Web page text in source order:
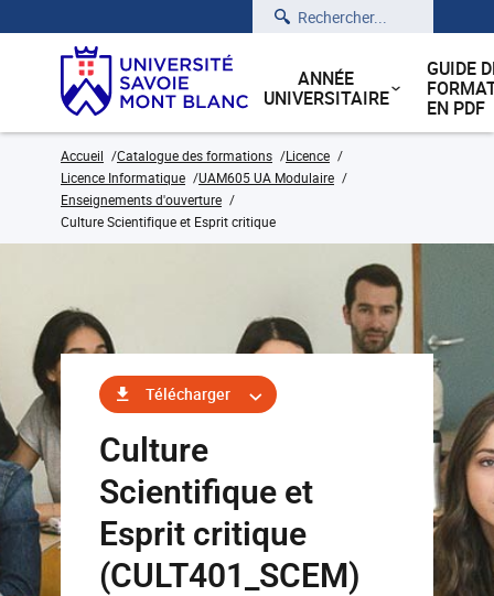
Rechercher
ANNÉE
UNIVERSITAIRE
GUIDE
EN PDF
Accueil Catalogue des formations
Licence
Licence Informatique
UAM605 UA Modulaire
Enseignements d'ouverture
Culture Scientifique et Esprit critique
Télécharger
Culture
Scientifique et
Esprit critique
(CULT401_SCEM)